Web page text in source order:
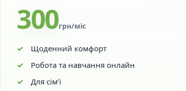
300грн/міс
Щоденний комфорт
Робота та навчання онлайн
Для сім’ї